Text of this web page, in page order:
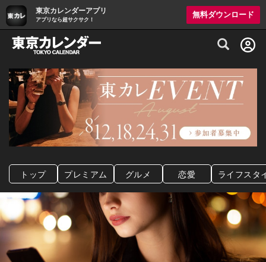
東京カレンダーアプリ
アプリなら超サクサク！
無料ダウンロード
グルメ情報・プレミアムレストラン予約
トップ プレミアム グルメ 恋愛 ライフスタ